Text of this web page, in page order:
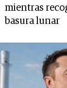
mientras
basura lunar